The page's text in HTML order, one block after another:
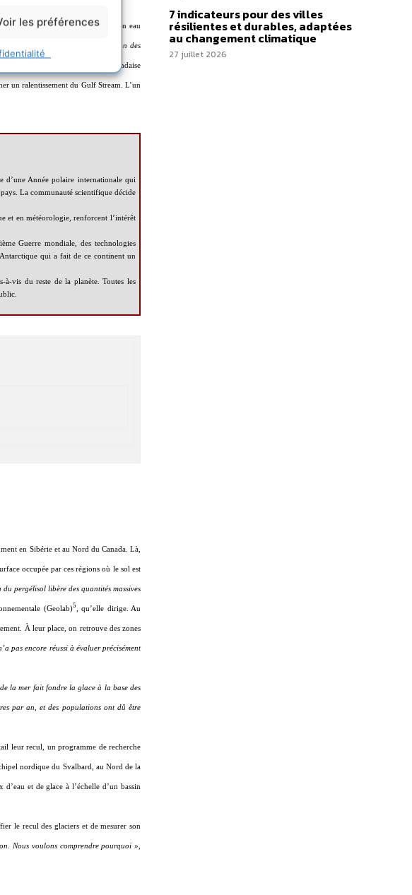
les préférences
cent des ressources mondiales en eau
contrebalancée par l’augmentation des
importante de la calotte groenlandaise
un ralentissement du Gulf Stream. L’un
d’une Année polaire internationale qui
La communauté scientifique décide
et en météorologie, renforcent l’intérêt
Guerre mondiale, des technologies
qui a fait de ce continent un
vis du reste de la planète. Toutes les
en Sibérie et au Nord du Canada. Là,
occupée par ces régions où le sol est
du pergélisol libère des quantités massives
(Geolab)5 , qu’elle dirige. Au
À leur place, on retrouve des zones
pas encore réussi à évaluer précisément
la mer fait fondre la glace à la base des
par an, et des populations ont dû être
leur recul, un programme de recherche
nordique du Svalbard, au Nord de la
et de glace à l’échelle d’un bassin
le recul des glaciers et de mesurer son
Nous voulons comprendre pourquoi »
7 indicateurs pour des villes
résilientes et durables, adaptées
au changement climatique
27 juillet 2026